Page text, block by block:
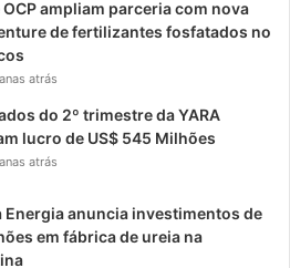
OCP ampliam parceria com nova
de fertilizantes fosfatados no
atrás
do 2º trimestre da YARA
lucro de US$ 545 Milhões
atrás
Energia anuncia investimentos de
em fábrica de ureia na